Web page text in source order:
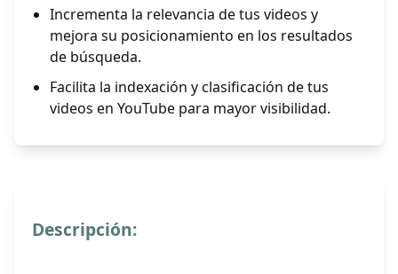
Incrementa la relevancia de tus videos y
mejora su posicionamiento en los resultados
de búsqueda.
Facilita la indexación y clasificación de tus
videos en YouTube para mayor visibilidad.
Descripción: